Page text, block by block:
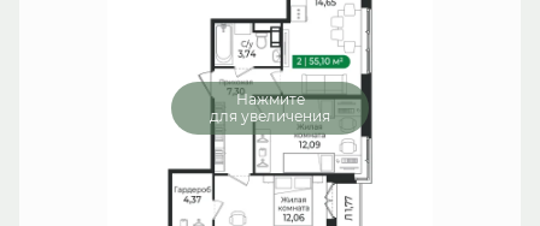
Нажмите
для увеличения